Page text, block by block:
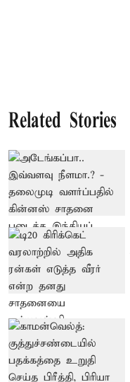
Related Stories